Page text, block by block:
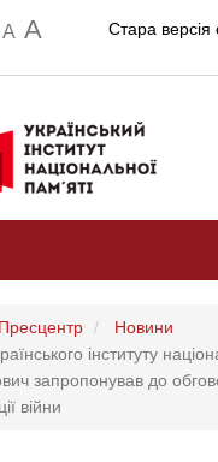
A A Стара версія
Пресцентр
Новини
інституту
запропонував до
війни